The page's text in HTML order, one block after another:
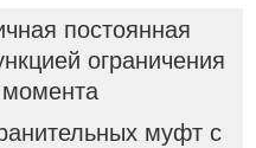
постоянная
ограничения
момента
муфт с